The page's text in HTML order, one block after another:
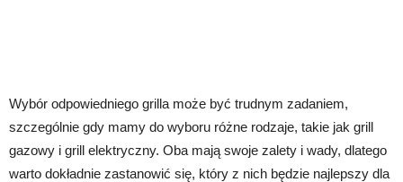
Wybór odpowiedniego grilla może być trudnym zadaniem,
szczególnie gdy mamy do wyboru różne rodzaje, takie jak grill
gazowy i grill elektryczny. Oba mają swoje zalety i wady, dlatego
warto dokładnie zastanowić się, który z nich będzie najlepszy dla